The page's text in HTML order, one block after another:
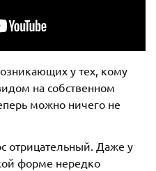
у тех, кому
на собственном
можно ничего не
отрицательный. Даже у
форме нередко